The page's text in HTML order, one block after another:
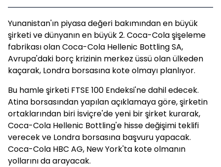
Yunanistan'ın piyasa değeri bakımından en büyük
şirketi ve dünyanın en büyük 2. Coca-Cola şişeleme
fabrikası olan Coca-Cola Hellenic Bottling SA,
Avrupa'daki borç krizinin merkez üssü olan ülkeden
kaçarak, Londra borsasına kote olmayı planlıyor.
Bu hamle şirketi FTSE 100 Endeksi'ne dahil edecek.
Atina borsasından yapılan açıklamaya göre, şirketin
ortaklarından biri İsviçre'de yeni bir şirket kurarak,
Coca-Cola Hellenic Bottling'e hisse değişimi teklifi
verecek ve Londra borsasına başvuru yapacak.
Coca-Cola HBC AG, New York'ta kote olmanın
yollarını da arayacak.